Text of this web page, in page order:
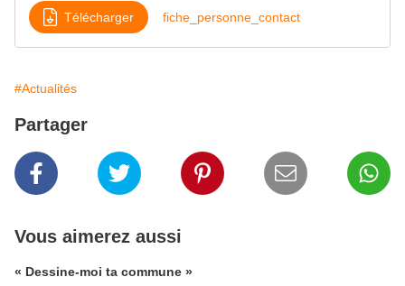
Télécharger fiche_personne_contact
#Actualités
Partager
Vous aimerez aussi
« Dessine-moi ta commune »